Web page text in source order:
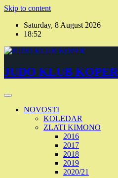
Skip to content
Saturday, 8 August 2026
18:52
JUDO KLUB KOPER
NOVOSTI
KOLEDAR
ZLATI KIMONO
2016
2017
2018
2019
2020/21